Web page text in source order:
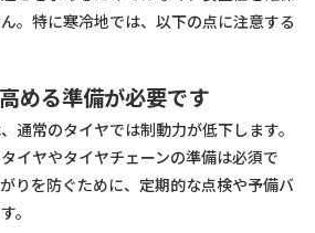
。特に寒冷地では、以下の点に注意する
める準備が必要です
通常のタイヤでは制動力が低下します。
イヤやタイヤチェーンの準備は必須で
りを防ぐために、定期的な点検や予備バ
。